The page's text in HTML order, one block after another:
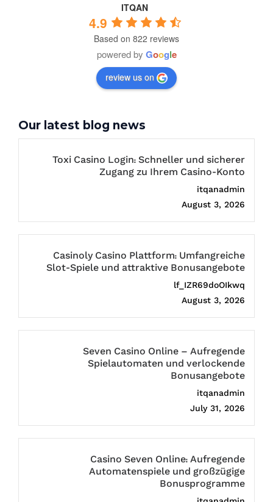
ITQAN
4.9
Based on 822 reviews
powered by Google
review us on
Our latest blog news
Toxi Casino Login: Schneller und sicherer
Zugang zu Ihrem Casino-Konto
itqanadmin
August 3, 2026
Casinoly Casino Plattform: Umfangreiche
Slot-Spiele und attraktive Bonusangebote
lf_IZR69doOIkwq
August 3, 2026
Seven Casino Online – Aufregende
Spielautomaten und verlockende
Bonusangebote
itqanadmin
July 31, 2026
Casino Seven Online: Aufregende
Automatenspiele und großzügige
Bonusprogramme